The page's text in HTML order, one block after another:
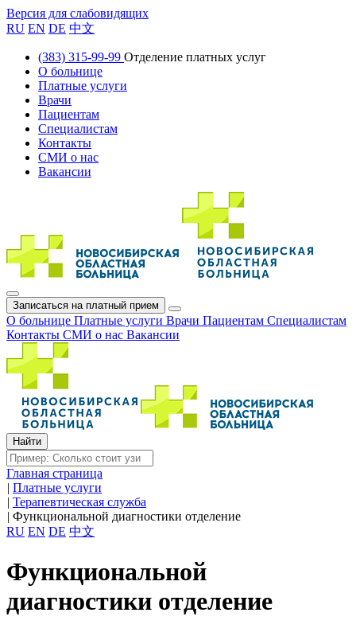
Версия для слабовидящих
RU EN DE 中文
(383) 315-99-99 Отделение платных услуг
О больнице
Платные услуги
Врачи
Пациентам
Специалистам
Контакты
СМИ о нас
Вакансии
Записаться на платный прием
О больнице Платные услуги Врачи Пациентам Специалистам
Контакты СМИ о нас Вакансии
Главная страница
| Платные услуги
| Терапевтическая служба
| Функциональной диагностики отделение
RU EN DE 中文
Функциональной
диагностики отделение